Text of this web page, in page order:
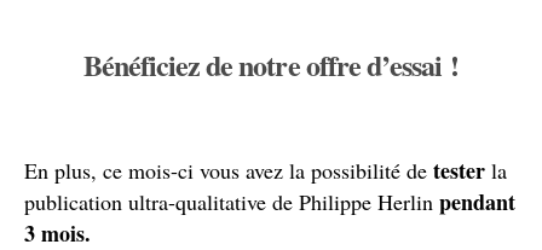
Bénéficiez de notre offre d’essai !
En plus, ce mois-ci vous avez la possibilité de tester la
publication ultra-qualitative de Philippe Herlin pendant
3 mois.